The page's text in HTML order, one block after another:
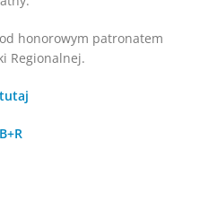
honorowym patronatem
Regionalnej.